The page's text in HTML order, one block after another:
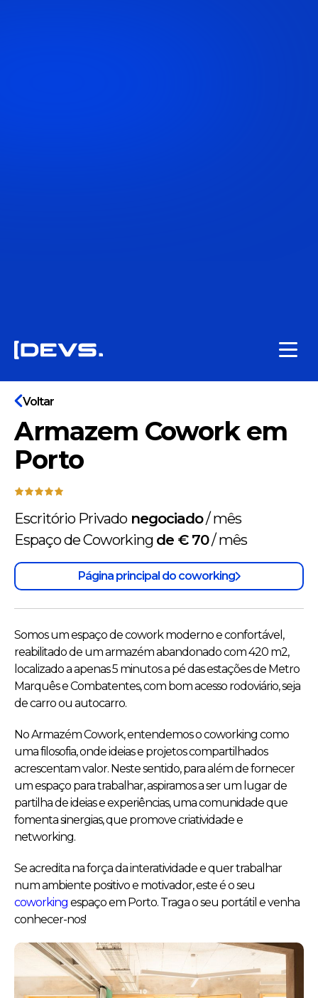
Voltar
Armazem Cowork em
Porto
Escritório Privadonegociado/mês
Espaço de Coworking de € 70/mês
Página principal do coworking
Somos um espaço de cowork moderno e confortável,
reabilitado de um armazém abandonado com 420 m2,
localizado a apenas 5 minutos a pé das estações de Metro
Marquês e Combatentes, com bom acesso rodoviário, seja
de carro ou autocarro.
No Armazém Cowork, entendemos o coworking como
uma filosofia, onde ideias e projetos compartilhados
acrescentam valor. Neste sentido, para além de fornecer
um espaço para trabalhar, aspiramos a ser um lugar de
partilha de ideias e experiências, uma comunidade que
fomenta sinergias, que promove criatividade e
networking.
Se acredita na força da interatividade e quer trabalhar
num ambiente positivo e motivador, este é o seu
coworking espaço em Porto. Traga o seu portátil e venha
conhecer-nos!